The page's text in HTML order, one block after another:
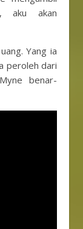
aku akan
Yang ia
peroleh dari
benar-